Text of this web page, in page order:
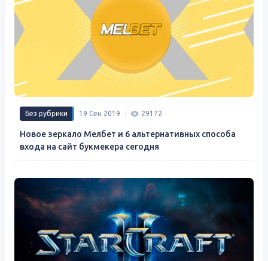
Без рубрики 19 Сен 2019 29172
Новое зеркало Мелбет и 6 альтернативных способа
входа на сайт букмекера сегодня